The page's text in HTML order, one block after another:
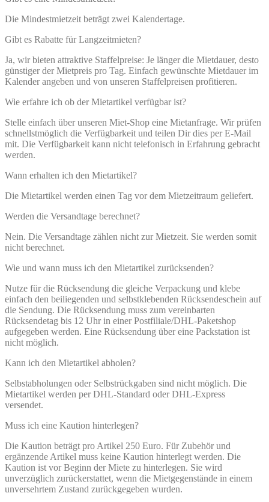
Die Mindestmietzeit beträgt zwei Kalendertage.
Gibt es Rabatte für Langzeitmieten?
Ja, wir bieten attraktive Staffelpreise: Je länger die Mietdauer, desto
günstiger der Mietpreis pro Tag. Einfach gewünschte Mietdauer im
Kalender angeben und von unseren Staffelpreisen profitieren.
Wie erfahre ich ob der Mietartikel verfügbar ist?
Stelle einfach über unseren Miet-Shop eine Mietanfrage. Wir prüfen
schnellstmöglich die Verfügbarkeit und teilen Dir dies per E-Mail
mit. Die Verfügbarkeit kann nicht telefonisch in Erfahrung gebracht
werden.
Wann erhalten ich den Mietartikel?
Die Mietartikel werden einen Tag vor dem Mietzeitraum geliefert.
Werden die Versandtage berechnet?
Nein. Die Versandtage zählen nicht zur Mietzeit. Sie werden somit
nicht berechnet.
Wie und wann muss ich den Mietartikel zurücksenden?
Nutze für die Rücksendung die gleiche Verpackung und klebe
einfach den beiliegenden und selbstklebenden Rücksendeschein auf
die Sendung. Die Rücksendung muss zum vereinbarten
Rücksendetag bis 12 Uhr in einer Postfiliale/DHL-Paketshop
aufgegeben werden. Eine Rücksendung über eine Packstation ist
nicht möglich.
Kann ich den Mietartikel abholen?
Selbstabholungen oder Selbstrückgaben sind nicht möglich. Die
Mietartikel werden per DHL-Standard oder DHL-Express
versendet.
Muss ich eine Kaution hinterlegen?
Die Kaution beträgt pro Artikel 250 Euro. Für Zubehör und
ergänzende Artikel muss keine Kaution hinterlegt werden. Die
Kaution ist vor Beginn der Miete zu hinterlegen. Sie wird
unverzüglich zurückerstattet, wenn die Mietgegenstände in einem
unversehrtem Zustand zurückgegeben wurden.